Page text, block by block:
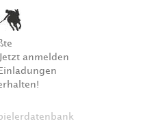
anmelden